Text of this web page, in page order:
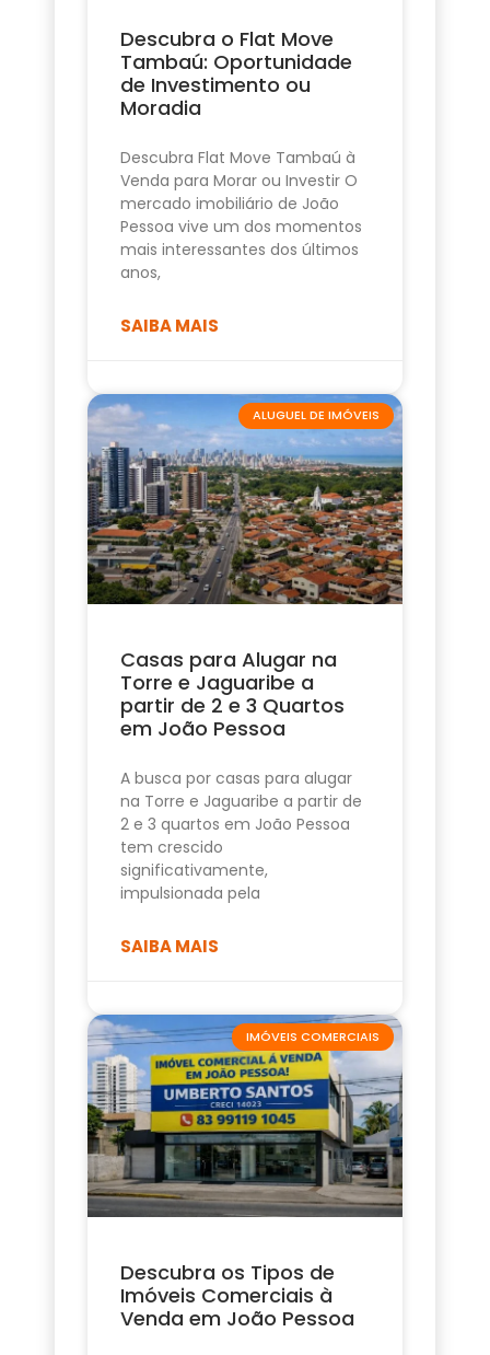
Descubra o Flat Move
Tambaú: Oportunidade
de Investimento ou
Moradia
Descubra Flat Move Tambaú à
Venda para Morar ou Investir O
mercado imobiliário de João
Pessoa vive um dos momentos
mais interessantes dos últimos
anos,
SAIBA MAIS
ALUGUEL DE IMÓVEIS
Casas para Alugar na
Torre e Jaguaribe a
partir de 2 e 3 Quartos
em João Pessoa
A busca por casas para alugar
na Torre e Jaguaribe a partir de
2 e 3 quartos em João Pessoa
tem crescido
significativamente,
impulsionada pela
SAIBA MAIS
IMÓVEIS COMERCIAIS
Descubra os Tipos de
Imóveis Comerciais à
Venda em João Pessoa